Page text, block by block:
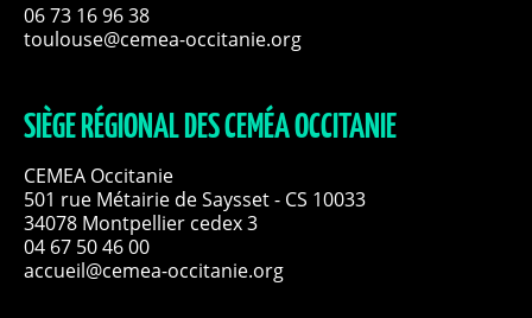
06 73 16 96 38
toulouse@cemea-occitanie.org
SIÈGE RÉGIONAL DES CEMÉA OCCITANIE
CEMEA Occitanie
501 rue Métairie de Saysset - CS 10033
34078 Montpellier cedex 3
04 67 50 46 00
accueil@cemea-occitanie.org